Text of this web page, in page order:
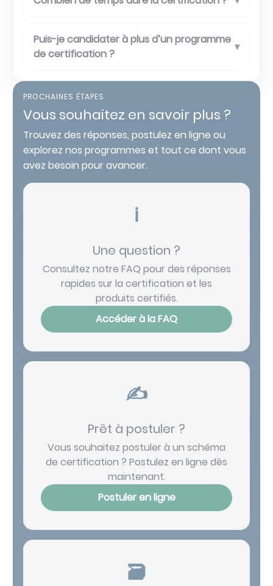
Puis-je candidater à plus d’un programme
de certification ?
▾
PROCHAINES ÉTAPES
Vous souhaitez en savoir plus ?
Trouvez des réponses, postulez en ligne ou
explorez nos programmes et tout ce dont vous
avez besoin pour avancer.
ℹ️
Une question ?
Consultez notre FAQ pour des réponses
rapides sur la certification et les
produits certifiés.
Accéder à la FAQ
✍️
Prêt à postuler ?
Vous souhaitez postuler à un schéma
de certification ? Postulez en ligne dès
maintenant.
Postuler en ligne
🗃️